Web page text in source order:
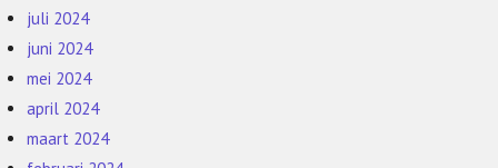
juli 2024
juni 2024
mei 2024
april 2024
maart 2024